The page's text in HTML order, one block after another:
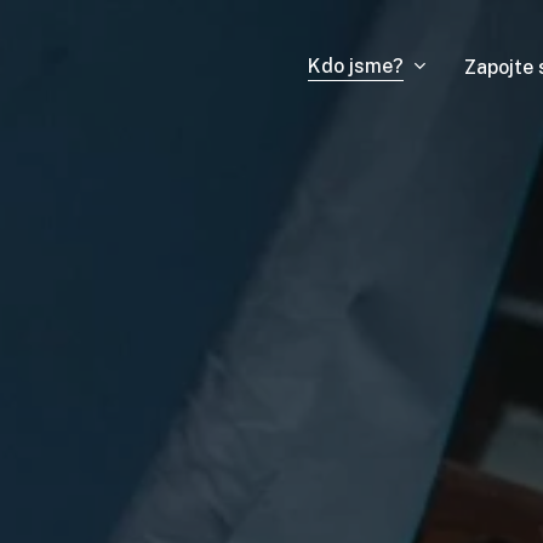
Kdo jsme? Zapojte